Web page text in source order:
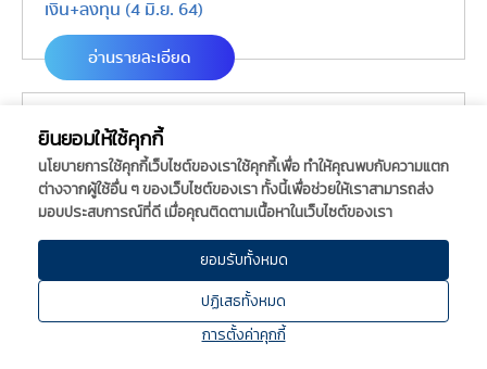
เงิน+ลงทุน (4 มิ.ย. 64)
อ่านรายละเอียด
ประกาศรายชื่อผู้มีสิทธิสอบ คัดเลือกเป็นพนักงาน
จนท.การเงิน+ลงทุน (31 พ.ค. 64)
อ่านรายละเอียด
ประกาศผู้ผ่านการสอบคัดเลือกเป็นลูกจ้างชั่วคราว ปฏิบัติ
งานบัญชีและการเงิน (19 พ.ค. 64)
ยินยอมให้ใช้คุกกี้
นโยบายการใช้คุกกี้เว็บไซต์ของเราใช้คุกกี้เพื่อ ทำให้คุณพบกับความแตก
ต่างจากผู้ใช้อื่น ๆ ของเว็บไซต์ของเรา ทั้งนี้เพื่อช่วยให้เราสามารถส่ง
มอบประสบการณ์ที่ดี เมื่อคุณติดตามเนื้อหาในเว็บไซต์ของเรา
ยอมรับทั้งหมด
ปฏิเสธทั้งหมด
การตั้งค่าคุกกี้